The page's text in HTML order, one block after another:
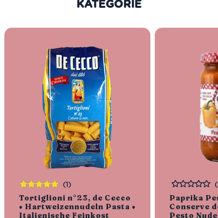
KATEGORIE
Tortiglioni n°23, de Cecco
• Hartweizennudeln Pasta •
Italienische Feinkost
(1)
Bewertet
mit5.00von
5
Paprika
Conserve
Pesto
Bewertet